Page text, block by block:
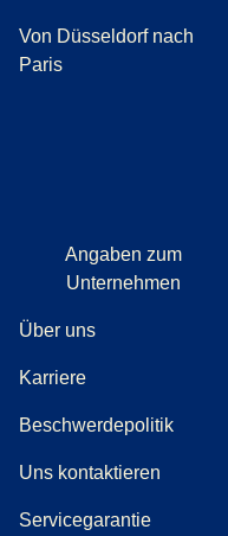
Von Düsseldorf nach
Paris
Angaben zum
Unternehmen
Über uns
Karriere
Beschwerdepolitik((
Uns kontaktieren
Servicegarantie